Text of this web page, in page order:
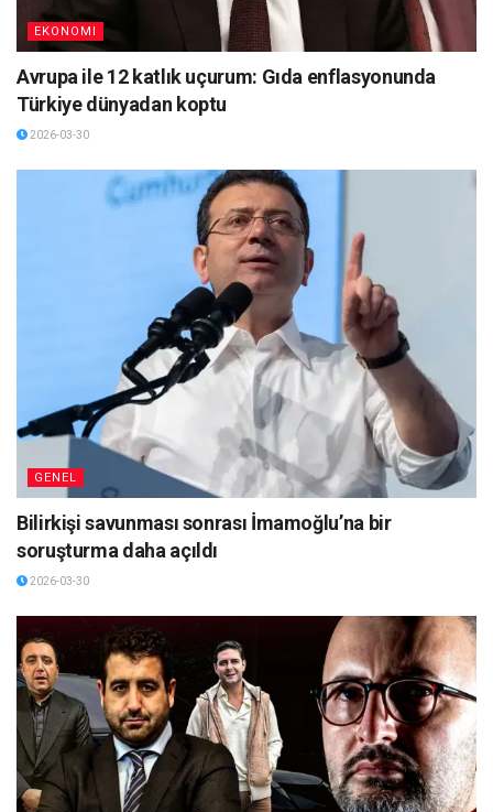
EKONOMI
Avrupa ile 12 katlık uçurum: Gıda enflasyonunda
Türkiye dünyadan koptu
2026-03-30
GENEL
Bilirkişi savunması sonrası İmamoğlu’na bir
soruşturma daha açıldı
2026-03-30